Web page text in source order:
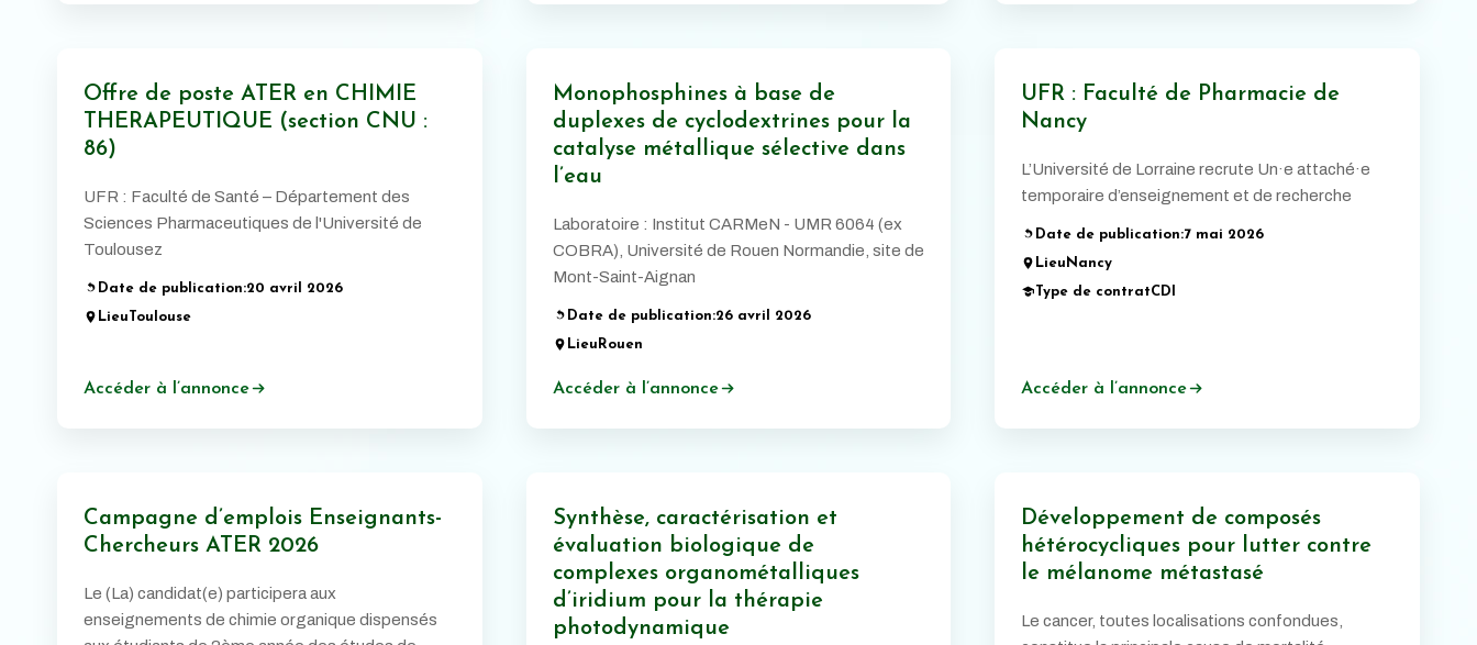
Offre de poste ATER en CHIMIE
THERAPEUTIQUE (section CNU :
86)
UFR : Faculté de Santé – Département des
Sciences Pharmaceutiques de l'Université de
Toulousez
Date de publication:20 avril 2026
LieuToulouse
Accéder à l’annonce
Monophosphines à base de
duplexes de cyclodextrines pour la
catalyse métallique sélective dans
l’eau
Laboratoire : Institut CARMeN - UMR 6064 (ex
COBRA), Université de Rouen Normandie, site de
Mont-Saint-Aignan
Date de publication:26 avril 2026
Lieu Rouen
Accéder à l’annonce
UFR : Faculté de Pharmacie de
Nancy
L’Université de Lorraine recrute Un·e attaché·e
temporaire d’enseignement et de recherche
Date de publication:7 mai 2026
Lieu Nancy
Type de contratCDI
Accéder à l’annonce
Campagne d’emplois Enseignants-
Chercheurs ATER 2026
Le (La) candidat(e) participera aux
enseignements de chimie organique dispensés
Synthèse, caractérisation et
évaluation biologique de
complexes organométalliques
d’iridium pour la thérapie
photodynamique
Développement de composés
hétérocycliques pour lutter contre
le mélanome métastasé
Le cancer, toutes localisations confondues,